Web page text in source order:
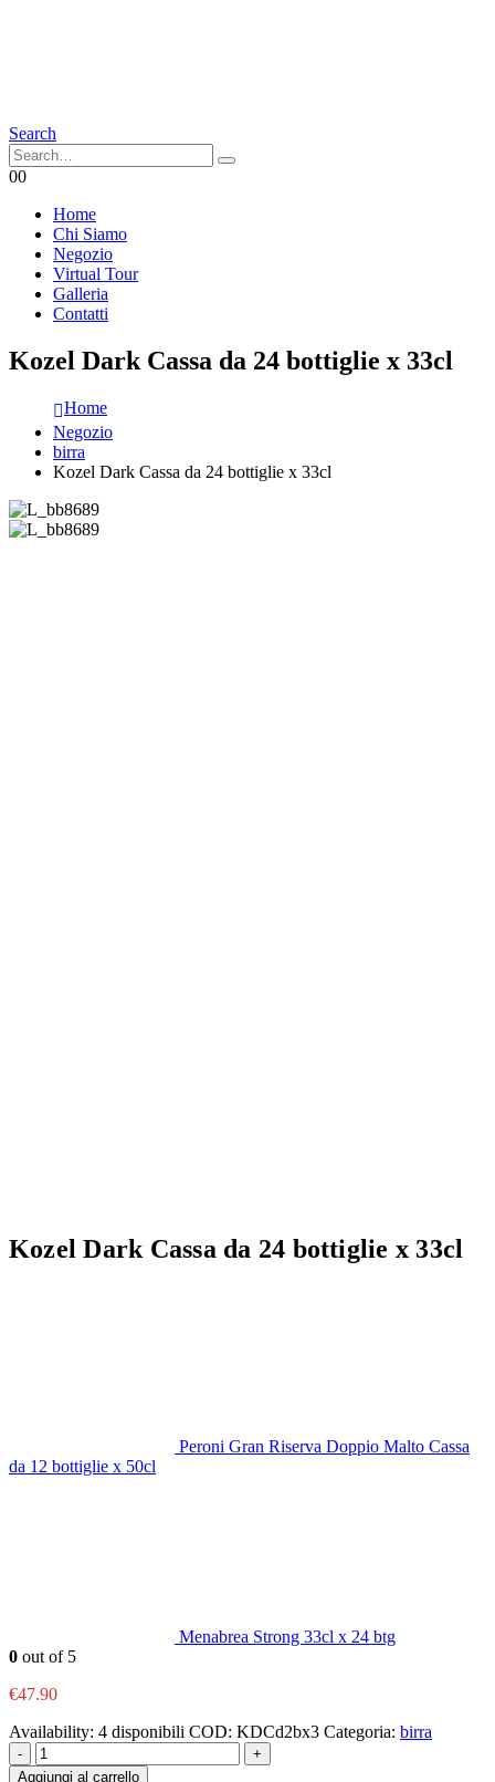
Search
00
Home
Chi Siamo
Negozio
Virtual Tour
Galleria
Contatti
Kozel Dark Cassa da 24 bottiglie x 33cl
Home
Negozio
birra
Kozel Dark Cassa da 24 bottiglie x 33cl
Kozel Dark Cassa da 24 bottiglie x 33cl
Peroni Gran Riserva Doppio Malto Cassa
da 12 bottiglie x 50cl
Menabrea Strong 33cl x 24 btg
0 out of 5
€47.90
Availability: 4 disponibili COD: KDCd2bx3 Categoria: birra
-
+
Aggiungi al carrello